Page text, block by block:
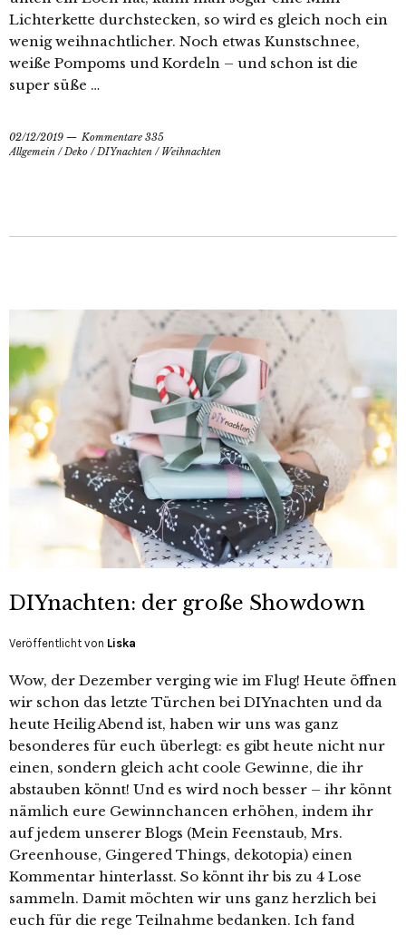
Lichterkette durchstecken, so wird es gleich noch ein
wenig weihnachtlicher. Noch etwas Kunstschnee,
weiße Pompoms und Kordeln – und schon ist die
super süße …
02/12/2019
Kommentare 335
Allgemein /Deko /DIYnachten / Weihnachten
DIYnachten: der große Showdown
Veröffentlicht von Liska
Wow, der Dezember verging wie im Flug! Heute öffnen
wir schon das letzte Türchen bei DIYnachten und da
heute Heilig Abend ist, haben wir uns was ganz
besonderes für euch überlegt: es gibt heute nicht nur
einen, sondern gleich acht coole Gewinne, die ihr
abstauben könnt! Und es wird noch besser – ihr könnt
nämlich eure Gewinnchancen erhöhen, indem ihr
auf jedem unserer Blogs (Mein Feenstaub, Mrs.
Greenhouse, Gingered Things, dekotopia) einen
Kommentar hinterlasst. So könnt ihr bis zu 4 Lose
sammeln. Damit möchten wir uns ganz herzlich bei
euch für die rege Teilnahme bedanken. Ich fand